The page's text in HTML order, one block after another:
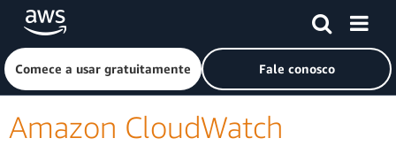
Pular para o conteúdo principal
Clique aqui para voltar à página inicial da Amazon Web
Comece a usar gratuitamente Fale conosco
Amazon CloudWatch